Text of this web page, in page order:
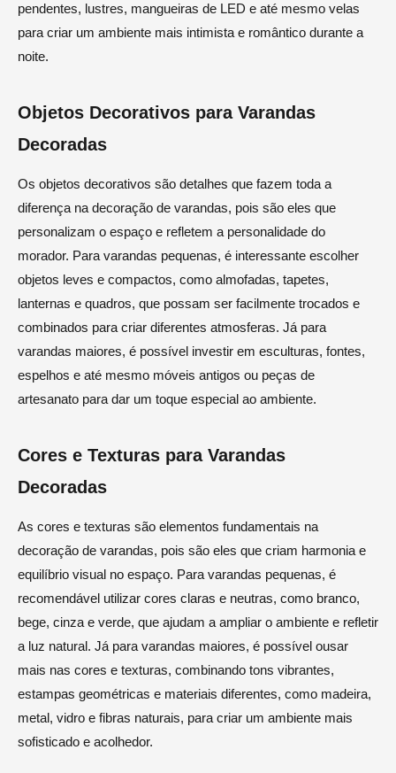
pendentes, lustres, mangueiras de LED e até mesmo velas
para criar um ambiente mais intimista e romântico durante a
noite.
Objetos Decorativos para Varandas
Decoradas
Os objetos decorativos são detalhes que fazem toda a
diferença na decoração de varandas, pois são eles que
personalizam o espaço e refletem a personalidade do
morador. Para varandas pequenas, é interessante escolher
objetos leves e compactos, como almofadas, tapetes,
lanternas e quadros, que possam ser facilmente trocados e
combinados para criar diferentes atmosferas. Já para
varandas maiores, é possível investir em esculturas, fontes,
espelhos e até mesmo móveis antigos ou peças de
artesanato para dar um toque especial ao ambiente.
Cores e Texturas para Varandas
Decoradas
As cores e texturas são elementos fundamentais na
decoração de varandas, pois são eles que criam harmonia e
equilíbrio visual no espaço. Para varandas pequenas, é
recomendável utilizar cores claras e neutras, como branco,
bege, cinza e verde, que ajudam a ampliar o ambiente e refletir
a luz natural. Já para varandas maiores, é possível ousar
mais nas cores e texturas, combinando tons vibrantes,
estampas geométricas e materiais diferentes, como madeira,
metal, vidro e fibras naturais, para criar um ambiente mais
sofisticado e acolhedor.